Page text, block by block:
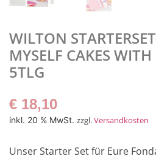
WILTON
MYSELF CAKES
5TLG
€ 18,10
inkl. 20 % MwSt. zzgl.Versandkosten
Unser Starter Set für Eure